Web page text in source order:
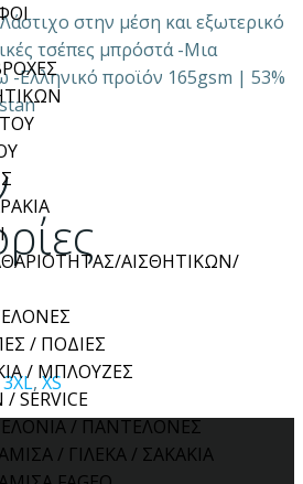
ΑΙΣΘΗΤΙΚΩΝ/
/ ΠΟΔΙΕΣ
/ ΜΠΛΟΥΖΕΣ
/ SERVICE
/ ΠΑΝΤΕΛΟΝΕΣ
/ ΓΙΛΕΚΑ / ΣΑΚΑΚΙΑ
στην μέση και εξωτερικό
τσέπες μπρόστά -Μια
-Ελληνικό προϊόν 165gsm | 53%
3XL,XS